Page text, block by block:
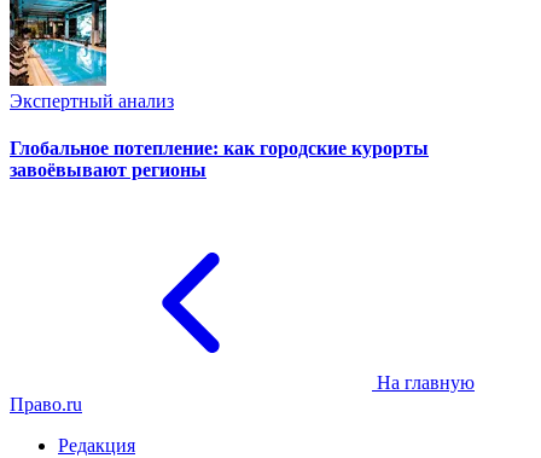
Экспертный анализ
Глобальное потепление: как городские курорты
завоёвывают регионы
На главную
Право.ru
Редакция